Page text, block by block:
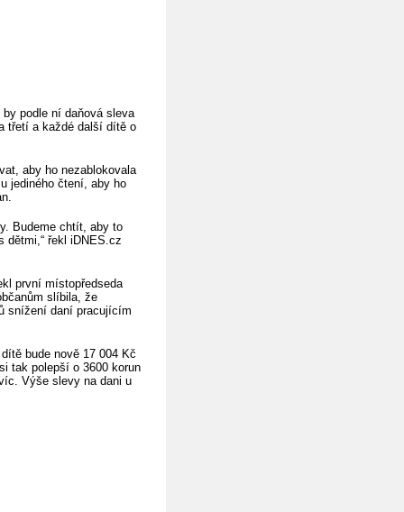
podle ní daňová sleva
třetí a každé další dítě o
aby ho nezablokovala
jediného čtení, aby ho
Budeme chtít, aby to
dětmi,“ řekl iDNES.cz
první místopředseda
slíbila, že
snížení daní pracujícím
bude nově 17 004 Kč
tak polepší o 3600 korun
Výše slevy na dani u